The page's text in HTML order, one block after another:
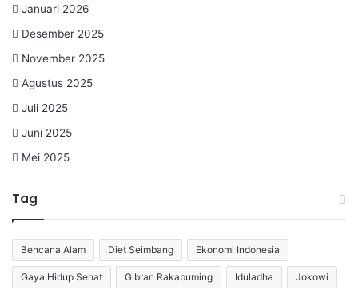
Januari 2026
Desember 2025
November 2025
Agustus 2025
Juli 2025
Juni 2025
Mei 2025
Tag
Bencana Alam Diet Seimbang Ekonomi Indonesia
Gaya Hidup Sehat Gibran Rakabuming Iduladha Jokowi